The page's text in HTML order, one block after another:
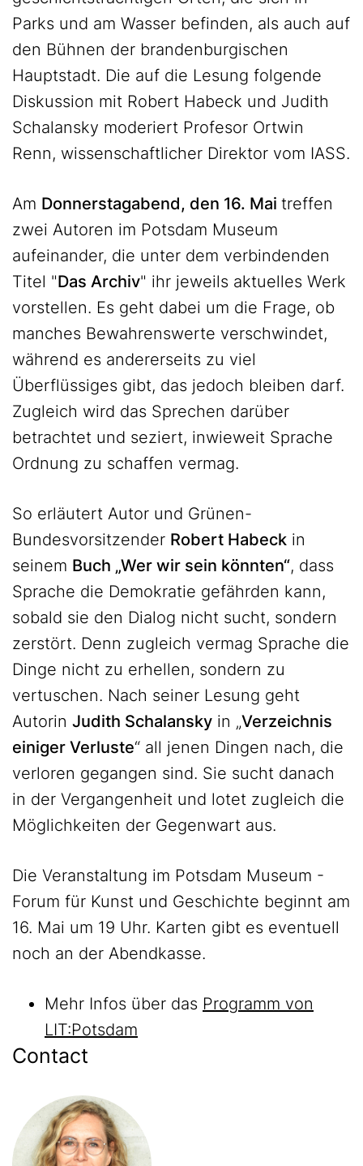
Parks und am Wasser befinden, als auch auf
den Bühnen der brandenburgischen
Hauptstadt. Die auf die Lesung folgende
Diskussion mit Robert Habeck und Judith
Schalansky moderiert Profesor Ortwin
Renn, wissenschaftlicher Direktor vom IASS.
Am Donnerstagabend, den 16. Mai treffen
zwei Autoren im Potsdam Museum
aufeinander, die unter dem verbindenden
Titel "Das Archiv" ihr jeweils aktuelles Werk
vorstellen. Es geht dabei um die Frage, ob
manches Bewahrenswerte verschwindet,
während es andererseits zu viel
Überflüssiges gibt, das jedoch bleiben darf.
Zugleich wird das Sprechen darüber
betrachtet und seziert, inwieweit Sprache
Ordnung zu schaffen vermag.
So erläutert Autor und Grünen-
Bundesvorsitzender Robert Habeck in
seinem Buch „Wer wir sein könnten“, dass
Sprache die Demokratie gefährden kann,
sobald sie den Dialog nicht sucht, sondern
zerstört. Denn zugleich vermag Sprache die
Dinge nicht zu erhellen, sondern zu
vertuschen. Nach seiner Lesung geht
Autorin Judith Schalansky in „Verzeichnis
einiger Verluste“ all jenen Dingen nach, die
verloren gegangen sind. Sie sucht danach
in der Vergangenheit und lotet zugleich die
Möglichkeiten der Gegenwart aus.
Die Veranstaltung im Potsdam Museum -
Forum für Kunst und Geschichte beginnt am
16. Mai um 19 Uhr. Karten gibt es eventuell
noch an der Abendkasse.
Mehr Infos über das Programm von
LIT:Potsdam
Contact